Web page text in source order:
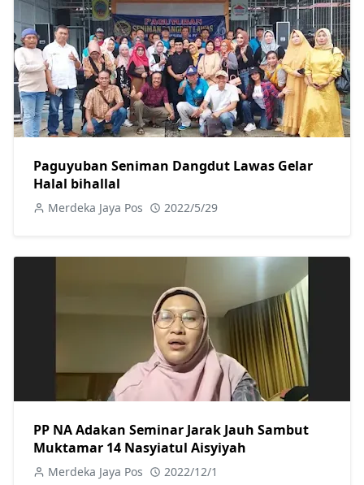
Paguyuban Seniman Dangdut Lawas Gelar
Halal bihallal
Merdeka Jaya Pos 2022/5/29
PP NA Adakan Seminar Jarak Jauh Sambut
Muktamar 14 Nasyiatul Aisyiyah
Merdeka Jaya Pos 2022/12/1